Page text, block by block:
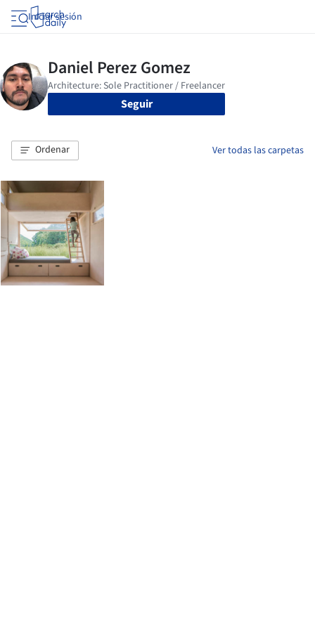
Iniciar sesión
Seguir
Ordenar Ver todas las carpetas